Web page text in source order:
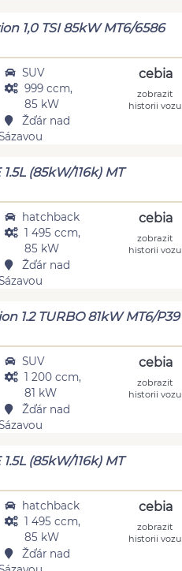
1,0 TSI 85kW MT6/6586
SUV
999 ccm,
85 kW
Žďár nad
cebia
zobrazit
historii vozu
(85kW/116k) MT
hatchback
1 495 ccm,
85 kW
Žďár nad
cebia
zobrazit
historii vozu
1.2 TURBO 81kW MT6/P39
SUV
1 200 ccm,
81 kW
Žďár nad
cebia
zobrazit
historii vozu
(85kW/116k) MT
hatchback
1 495 ccm,
85 kW
Žďár nad
cebia
zobrazit
historii vozu